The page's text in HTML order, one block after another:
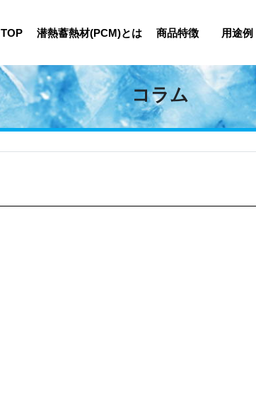
TOP 潜熱蓄熱材(PCM)とは 商品特徴 用途例
コラム